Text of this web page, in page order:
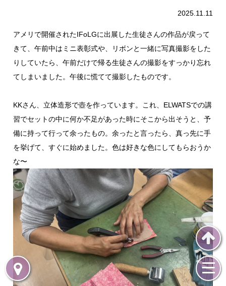
2025.11.11
アメリで開催されたIFoLGに出展した生徒さんの作品が戻って
きて、午前中はミニ表彰式や、リボンと一緒に写真撮影をした
りしていたら、午前だけで帰る生徒さんの撮影をすっかり忘れ
てしまいました。午後に慌てて撮影したものです。
KKさん、立体造形で壺を作っています。これ、ELWATSでの講
習でセットの中に何か不足があった時にそこから出そうと、予
備に持って行って余ったもの。余ったと言ったら、真っ先に手
を挙げて、すぐに始めました。色は好きな色にしてもらおうか
な〜